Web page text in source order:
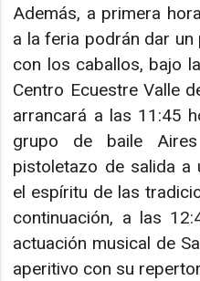
Además, a primera
a la feria podrán dar
con los caballos, bajo
Centro Ecuestre Valle
arrancará a las 11:45
grupo de baile
pistoletazo de salida a
el espíritu de las
continuación, a las
actuación musical de
aperitivo con su